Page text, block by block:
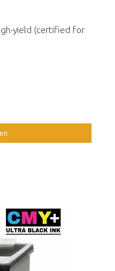
yield (certified for